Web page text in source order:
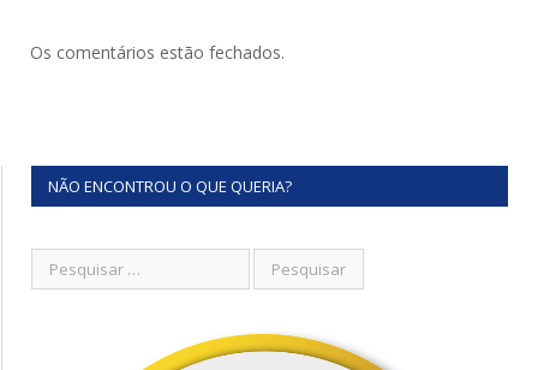
Os comentários estão fechados.
NÃO ENCONTROU O QUE QUERIA?